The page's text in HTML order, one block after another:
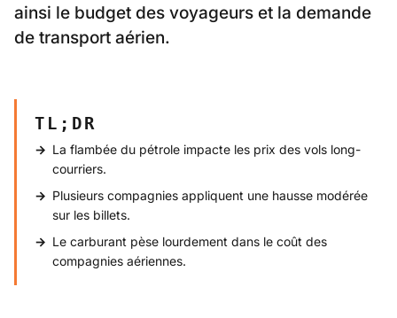
ainsi le budget des voyageurs et la demande
de transport aérien.
TL;DR
La flambée du pétrole impacte les prix des vols long-
courriers.
Plusieurs compagnies appliquent une hausse modérée
sur les billets.
Le carburant pèse lourdement dans le coût des
compagnies aériennes.